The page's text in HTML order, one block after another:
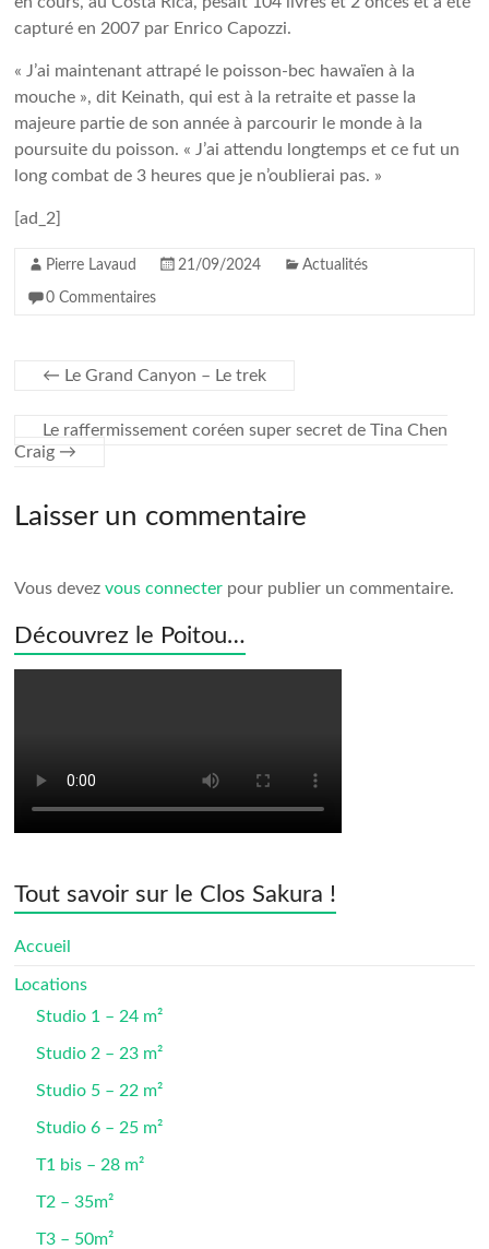
capturé en 2007 par Enrico Capozzi.
« J’ai maintenant attrapé le poisson-bec hawaïen à la
mouche », dit Keinath, qui est à la retraite et passe la
majeure partie de son année à parcourir le monde à la
poursuite du poisson. « J’ai attendu longtemps et ce fut un
long combat de 3 heures que je n’oublierai pas. »
[ad_2]
Pierre Lavaud 21/09/2024 Actualités
0 Commentaires
← Le Grand Canyon – Le trek
Le raffermissement coréen super secret de Tina Chen
Craig →
Laisser un commentaire
Vous devezvous connecter pour publier un commentaire.
Découvrez le Poitou…
Tout savoir sur le Clos Sakura !
Accueil
Locations
Studio 1 – 24 m²
Studio 2 – 23 m²
Studio 5 – 22 m²
Studio 6 – 25 m²
T1 bis – 28 m²
T2 – 35m²
T3 – 50m²